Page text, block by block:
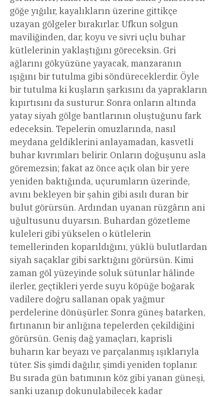
göğe yığılır, kayalıkların üzerine gittikçe
uzayan gölgeler bırakırlar. Ufkun solgun
maviliğinden, dar, koyu ve sivri uçlu buhar
kütlelerinin yaklaştığını göreceksin. Gri
ağlarını gökyüzüne yayacak, manzaranın
ışığını bir tutulma gibi söndüreceklerdir. Öyle
bir tutulma ki kuşların şarkısını da yaprakların
kıpırtısını da susturur. Sonra onların altında
yatay siyah gölge bantlarının oluştuğunu fark
edeceksin. Tepelerin omuzlarında, nasıl
meydana geldiklerini anlayamadan, kasvetli
buhar kıvrımları belirir. Onların doğuşunu asla
göremezsin; fakat az önce açık olan bir yere
yeniden baktığında, uçurumların üzerinde,
avını bekleyen bir şahin gibi asılı duran bir
bulut görürsün. Ardından uyanan rüzgârın ani
uğultusunu duyarsın. Buhardan gözetleme
kuleleri gibi yükselen o kütlelerin
temellerinden koparıldığını, yüklü bulutlardan
siyah saçaklar gibi sarktığını görürsün. Kimi
zaman göl yüzeyinde soluk sütunlar hâlinde
ilerler, geçtikleri yerde suyu köpüğe boğarak
vadilere doğru sallanan opak yağmur
perdelerine dönüşürler. Sonra güneş batarken,
fırtınanın bir anlığına tepelerden çekildiğini
görürsün. Geniş dağ yamaçları, kaprisli
buharın kar beyazı ve parçalanmış ışıklarıyla
tüter. Sis şimdi dağılır, şimdi yeniden toplanır.
Bu sırada gün batımının köz gibi yanan güneşi,
sanki uzanıp dokunulabilecek kadar